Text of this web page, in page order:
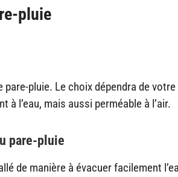
pluie
pluie. Le choix dépendra de
à l’eau, mais aussi perméable à l’air.
pare-pluie
de manière à évacuer facilement